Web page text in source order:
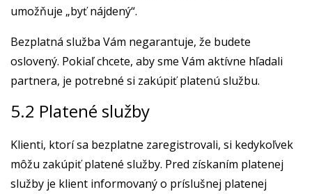
umožňuje „byť nájdený“.
Bezplatná služba Vám negarantuje, že budete
oslovený. Pokiaľ chcete, aby sme Vám aktívne hľadali
partnera, je potrebné si zakúpiť platenú službu.
5.2 Platené služby
Klienti, ktorí sa bezplatne zaregistrovali, si kedykoľvek
môžu zakúpiť platené služby. Pred získaním platenej
služby je klient informovaný o príslušnej platenej